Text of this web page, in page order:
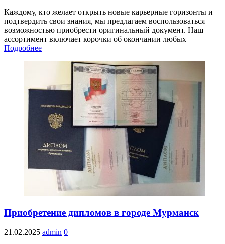
Каждому, кто желает открыть новые карьерные горизонты и
подтвердить свои знания, мы предлагаем воспользоваться
возможностью приобрести оригинальный документ. Наш
ассортимент включает корочки об окончании любых
Подробнее
Приобретение дипломов в городе Мурманск
21.02.2025 admin 0